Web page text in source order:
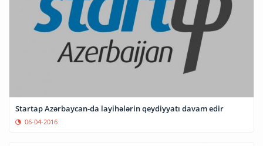
Startap Azərbaycan-da layihələrin qeydiyyatı davam edir
06-04-2016